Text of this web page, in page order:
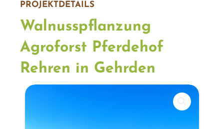
PROJEKTDETAILS
Walnusspflanzung
Agroforst Pferdehof
Rehren in Gehrden
Wuchsfortschritt August 2025